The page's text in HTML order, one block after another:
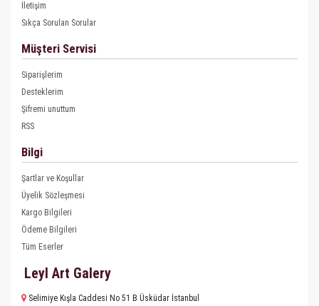
İletişim
Sıkça Sorulan Sorular
Müşteri Servisi
Siparişlerim
Desteklerim
Şifremi unuttum
RSS
Bilgi
Şartlar ve Koşullar
Üyelik Sözleşmesi
Kargo Bilgileri
Ödeme Bilgileri
Tüm Eserler
Leyl Art Galery
Selimiye Kışla Caddesi No 51 B Üsküdar İstanbul